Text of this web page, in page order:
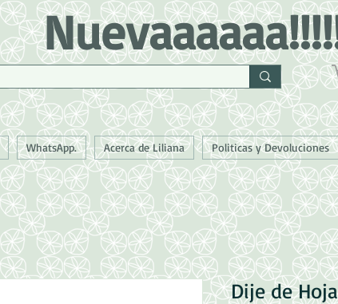
WhatsApp. Acerca de Liliana Politicas y Devoluciones
Dije de